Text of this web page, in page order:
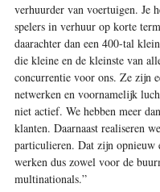
verhuurder van voertuigen. Je
spelers in verhuur op korte
daarachter dan een 400-tal
die kleine en de kleinste van
concurrentie voor ons. Ze zijn
netwerken en voornamelijk
niet actief. We hebben meer
klanten. Daarnaast realiseren
particulieren. Dat zijn opnieuw
werken dus zowel voor de
multinationals.”